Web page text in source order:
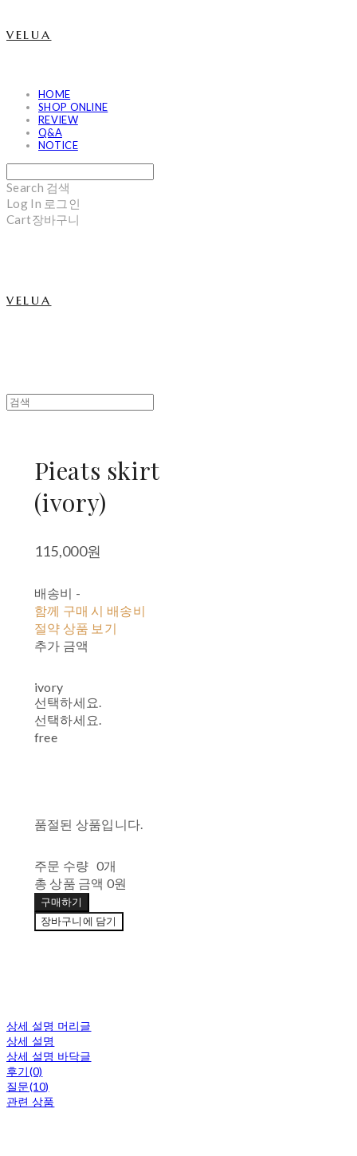
velua
HOME
SHOP ONLINE
REVIEW
Q&A
NOTICE
Search 검색
Log In 로그인
Cart장바구니
velua
Pieats skirt
(ivory)
115,000원
배송비 -
함께 구매 시 배송비
절약 상품 보기
추가 금액
ivory
선택하세요.
선택하세요.
free
품절된 상품입니다.
주문 수량 0개
총 상품 금액 0원
구매하기
장바구니에 담기
상세 설명 머리글
상세 설명
상세 설명 바닥글
후기(0)
질문(10)
관련 상품